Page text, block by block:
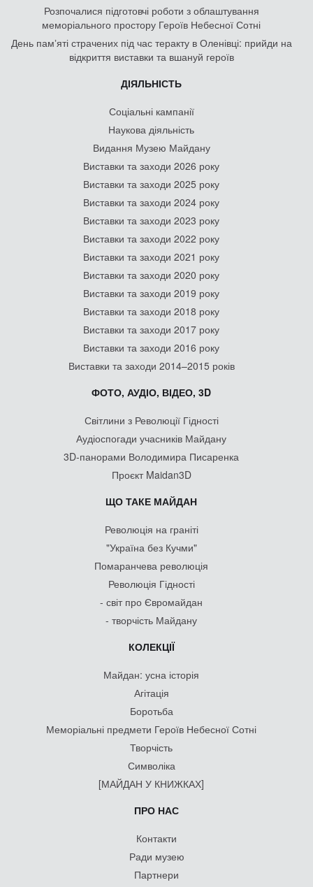
Розпочалися підготовчі роботи з облаштування
меморіального простору Героїв Небесної Сотні
День памʼяті страчених під час теракту в Оленівці: прийди на
відкриття виставки та вшануй героїв
ДІЯЛЬНІСТЬ
Соціальні кампанії
Наукова діяльність
Видання Музею Майдану
Виставки та заходи 2026 року
Виставки та заходи 2025 року
Виставки та заходи 2024 року
Виставки та заходи 2023 року
Виставки та заходи 2022 року
Виставки та заходи 2021 року
Виставки та заходи 2020 року
Виставки та заходи 2019 року
Виставки та заходи 2018 року
Виставки та заходи 2017 року
Виставки та заходи 2016 року
Виставки та заходи 2014–2015 років
ФОТО, АУДІО, ВІДЕО, 3D
Світлини з Революції Гідності
Аудіоспогади учасників Майдану
3D-панорами Володимира Писаренка
Проєкт Maidan3D
ЩО ТАКЕ МАЙДАН
Революція на граніті
"Україна без Кучми"
Помаранчева революція
Революція Гідності
- світ про Євромайдан
- творчість Майдану
КОЛЕКЦІЇ
Майдан: усна історія
Агітація
Боротьба
Меморіальні предмети Героїв Небесної Сотні
Творчість
Символіка
[МАЙДАН У КНИЖКАХ]
ПРО НАС
Контакти
Ради музею
Партнери